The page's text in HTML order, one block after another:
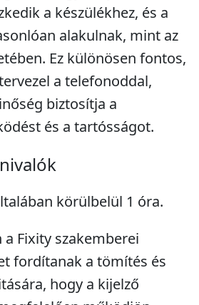
a készülékhez, és a
alakulnak, mint az
Ez különösen fontos,
a telefonoddal,
biztosítja a
és a tartósságot.
körülbelül 1 óra.
Fixity szakemberei
fordítanak a tömítés és
hogy a kijelző